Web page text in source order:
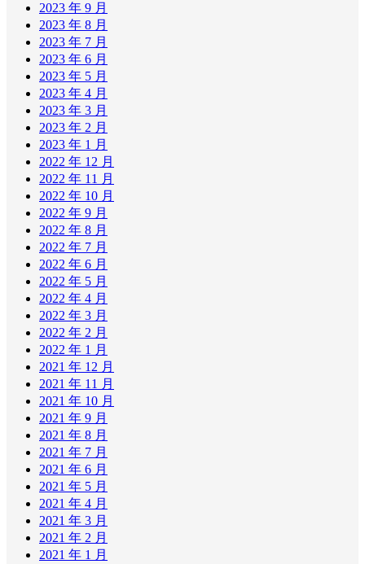
2023 年 9 月
2023 年 8 月
2023 年 7 月
2023 年 6 月
2023 年 5 月
2023 年 4 月
2023 年 3 月
2023 年 2 月
2023 年 1 月
2022 年 12 月
2022 年 11 月
2022 年 10 月
2022 年 9 月
2022 年 8 月
2022 年 7 月
2022 年 6 月
2022 年 5 月
2022 年 4 月
2022 年 3 月
2022 年 2 月
2022 年 1 月
2021 年 12 月
2021 年 11 月
2021 年 10 月
2021 年 9 月
2021 年 8 月
2021 年 7 月
2021 年 6 月
2021 年 5 月
2021 年 4 月
2021 年 3 月
2021 年 2 月
2021 年 1 月